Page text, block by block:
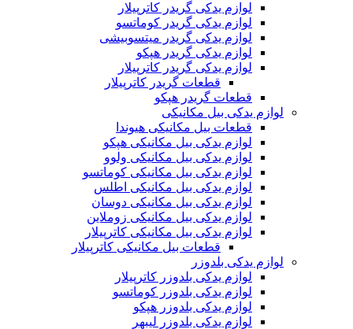
لوازم یدکی گریدر کاترپیلار
لوازم یدکی گریدر کوماتسو
لوازم یدکی گریدر میتسوبیشی
لوازم یدکی گریدر هپکو
لوازم یدکی گریدر کاترپیلار
قطعات گریدر کاترپیلار
قطعات گریدر هپکو
لوازم یدکی بیل مکانیکی
قطعات بیل مکانیکی هیوندا
لوازم یدکی بیل مکانیکی هپکو
لوازم یدکی بیل مکانیکی ولوو
لوازم یدکی بیل مکانیکی کوماتسو
لوازم یدکی بیل مکانیکی اطلس
لوازم یدکی بیل مکانیکی دوسان
لوازم یدکی بیل مکانیکی زوملاین
لوازم یدکی بیل مکانیکی کاترپیلار
قطعات بیل مکانیکی کاترپیلار
لوازم یدکی بلدوزر
لوازم یدکی بلدوزر کاترپیلار
لوازم یدکی بلدوزر کوماتسو
لوازم یدکی بلدوزر هپکو
لوازم یدکی بلدوزر لیبهر